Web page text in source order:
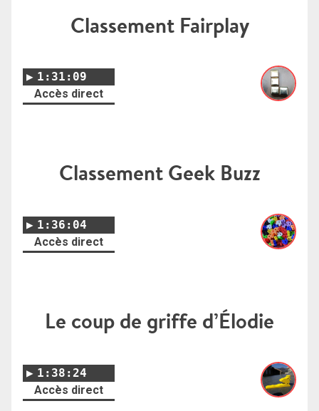
Classement Fairplay
1:31:09
Accès direct
Classement Geek Buzz
1:36:04
Accès direct
Le coup de griffe d’Élodie
1:38:24
Accès direct